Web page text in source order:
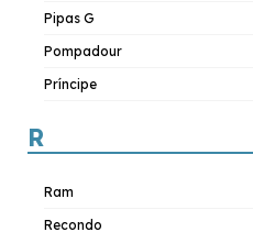
Pipas G
Pompadour
Príncipe
R
Ram
Recondo